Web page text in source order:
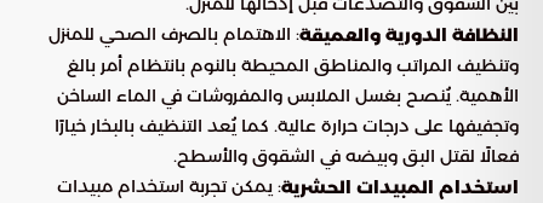
النظافة الدورية والعميقة: الاهتمام بالصرف الصحي للمنزل
وتنظيف المراتب والمناطق المحيطة بالنوم بانتظام أمر بالغ
الأهمية. يُنصح بغسل الملابس والمفروشات في الماء الساخن
وتجفيفها على درجات حرارة عالية. كما يُعد التنظيف بالبخار خيارًا
فعالًا لقتل البق وبيضه في الشقوق والأسطح.
استخدام المبيدات الحشرية: يمكن تجربة استخدام مبيدات